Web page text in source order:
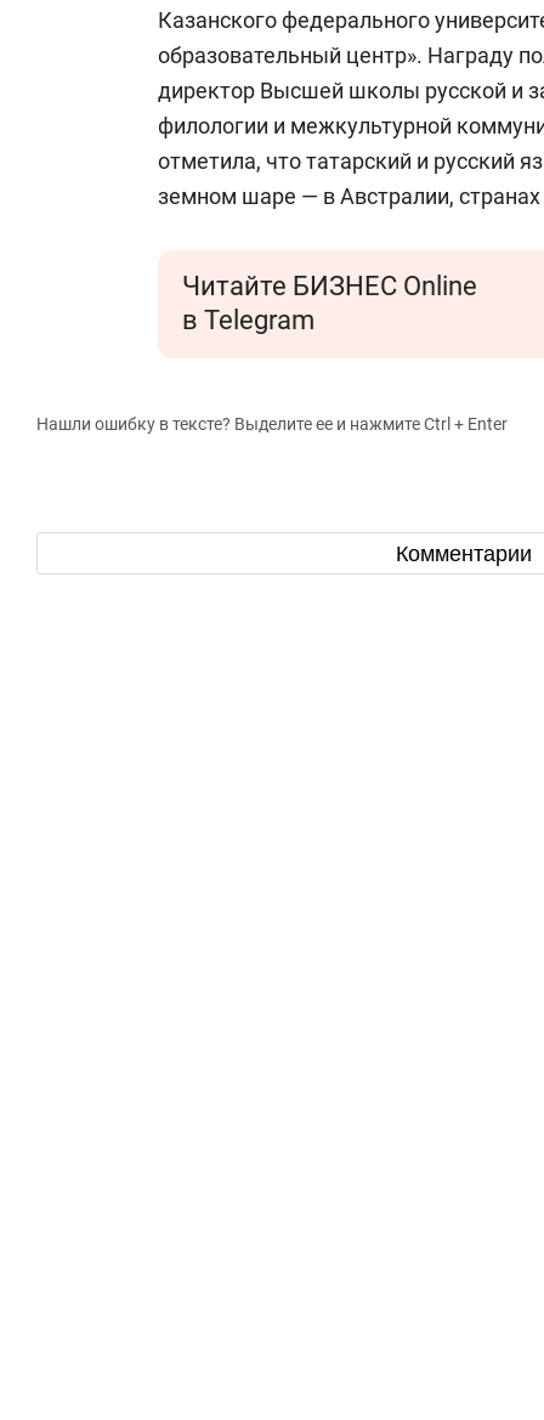
Казанского федерального
образовательный центр». Награду
директор Высшей школы русской и
филологии и межкультурной
отметила, что татарский и русский
земном шаре — в Австралии,
Читайте БИЗНЕС Online
в Telegram
Нашли ошибку в тексте? Выделите ее и нажмите Ctrl + Enter
Комментарии